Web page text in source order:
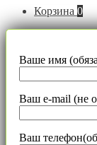
Корзина 0
Ваше имя
Ваш e-mail (не
Ваш